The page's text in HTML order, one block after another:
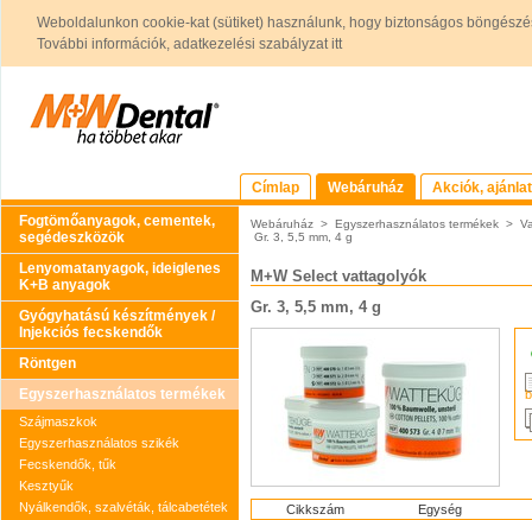
Weboldalunkon cookie-kat (sütiket) használunk, hogy biztonságos
További információk, adatkezelési szabályzat itt
Címlap Webáruház
Akciók,
Fogtömőanyagok, cementek,
segédeszközök
Lenyomatanyagok, ideiglenes
K+B anyagok
Gyógyhatású készítmények /
Injekciós fecskendők
Röntgen
Egyszerhasználatos termékek
Szájmaszkok
Egyszerhasználatos szikék
Fecskendők, tűk
Kesztyűk
Nyálkendők, szalvéták, tálcabetétek
Webáruház > Egyszerhasználatos termékek >
Gr. 3, 5,5 mm, 4 g
M+W Select vattagolyók
Gr. 3, 5,5 mm, 4 g
Cikkszám
Egység